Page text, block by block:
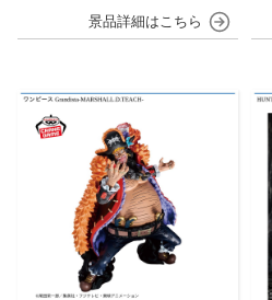
FVIMATES～野原しんのすけ～